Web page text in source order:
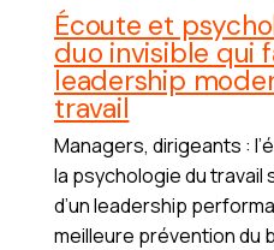
Écoute et
duo invisible qui
leadership
travail
Managers, dirigeants :
la psychologie du travail
d’un leadership
meilleure prévention du